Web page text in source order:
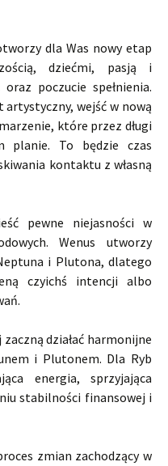
dla Was nowy etap
dziećmi, pasją i
poczucie spełnienia.
wejść w nową
które przez długi
planie. To będzie czas
kontaktu z własną
pewne niejasności w
Wenus utworzy
i Plutona, dlatego
czyichś intencji albo
działać harmonijne
i Plutonem. Dla Ryb
energia, sprzyjająca
stabilności finansowej i
zmian zachodzący w